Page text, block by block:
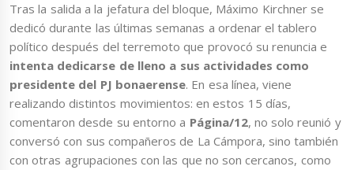
Tras la salida a la jefatura del bloque, Máximo Kirchner se
dedicó durante las últimas semanas a ordenar el tablero
político después del terremoto que provocó su renuncia e
intenta dedicarse de lleno a sus actividades como
presidente del PJ bonaerense. En esa línea, viene
realizando distintos movimientos: en estos 15 días,
comentaron desde su entorno a Página/12, no solo reunió y
conversó con sus compañeros de La Cámpora, sino también
con otras agrupaciones con las que no son cercanos, como